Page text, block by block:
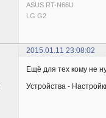
ASUS RT-N66U
LG G2
2015.01.11 23:08:02
Ещё для тех кому не
Устройства -